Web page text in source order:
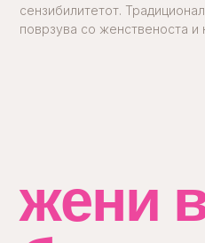
сензибилитетот.
поврзува со женственоста и
жени